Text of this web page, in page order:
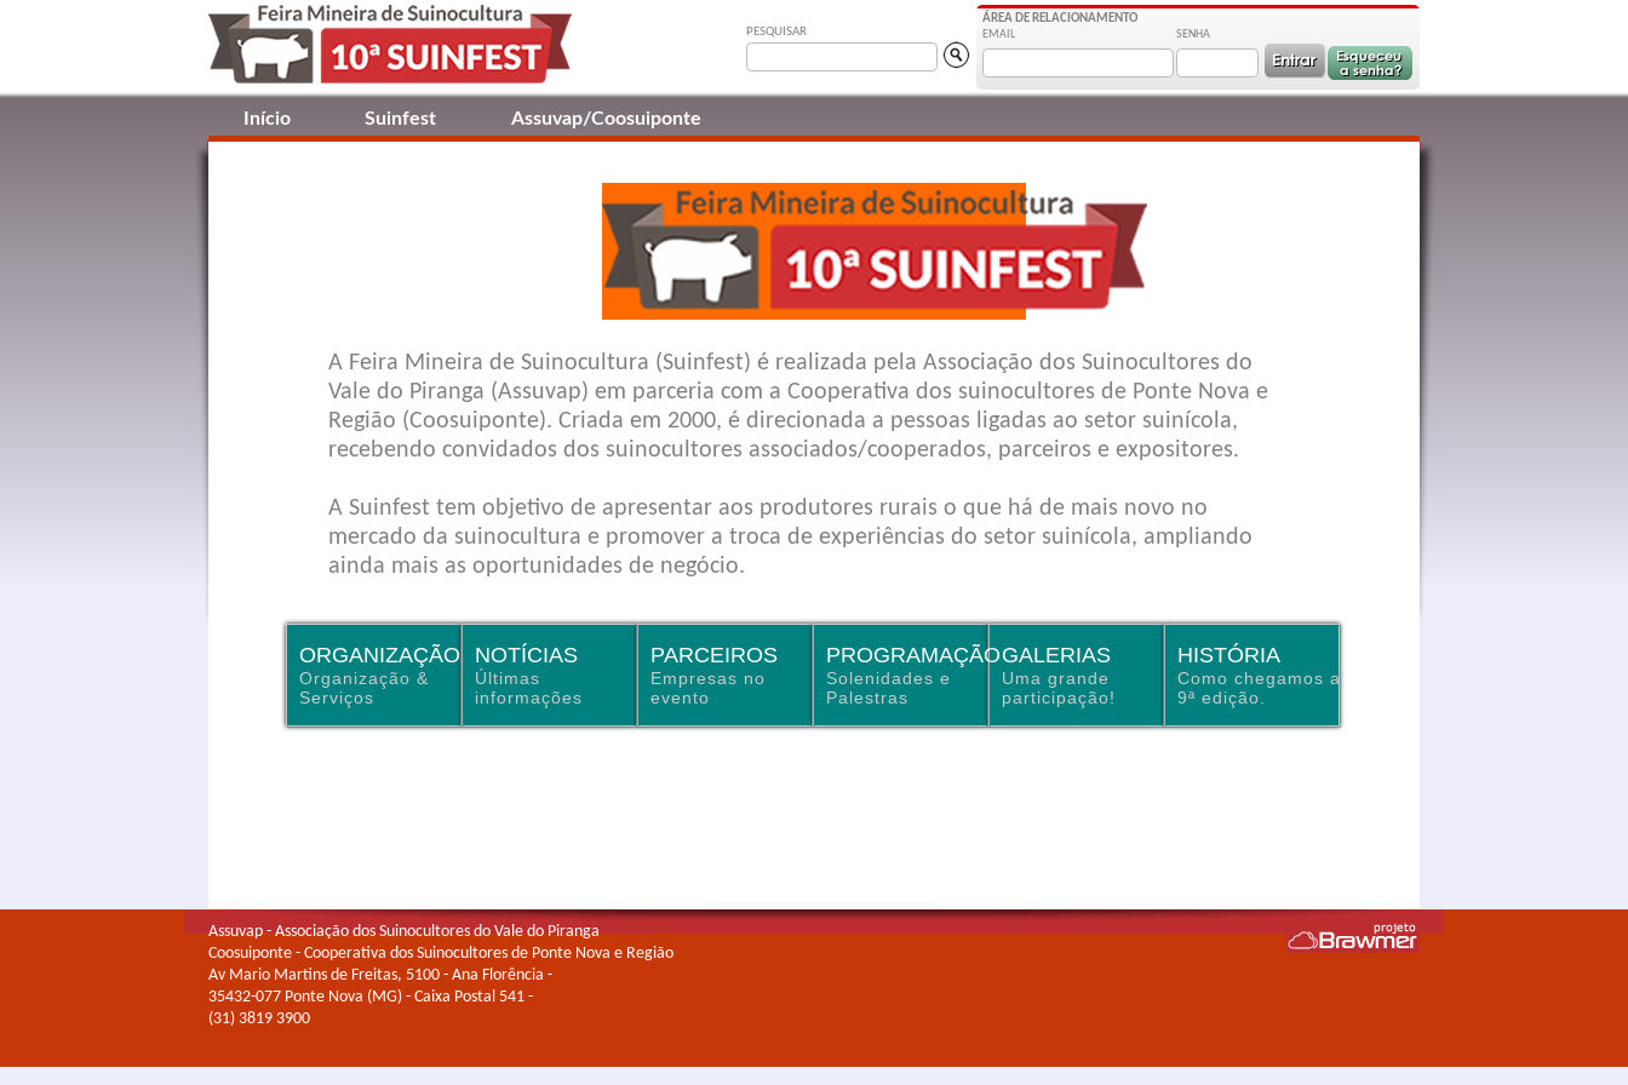
ÁREA DE RELACIONAMENTO
EMAIL
SENHA
PESQUISAR
Início Suinfest Assuvap/Coosuiponte
A Feira Mineira de Suinocultura (Suinfest) é realizada pela Associação dos Suinocultores do
Vale do Piranga (Assuvap) em parceria com a Cooperativa dos suinocultores de Ponte Nova e
Região (Coosuiponte). Criada em 2000, é direcionada a pessoas ligadas ao setor suinícola,
recebendo convidados dos suinocultores associados/cooperados, parceiros e expositores.
A Suinfest tem objetivo de apresentar aos produtores rurais o que há de mais novo no
mercado da suinocultura e promover a troca de experiências do setor suinícola, ampliando
ainda mais as oportunidades de negócio.
ORGANIZAÇÃO
Organização &
Serviços
NOTÍCIAS
Últimas
informações
PARCEIROS
Empresas no
evento
PROGRAMAÇÃO
Solenidades e
Palestras
GALERIAS
Uma grande
participação!
HISTÓRIA
Como chegamos a
9ª edição.
Assuvap - Associação dos Suinocultores do Vale do Piranga
Coosuiponte - Cooperativa dos Suinocultores de Ponte Nova e Região
Av Mario Martins de Freitas, 5100 - Ana Florência -
35432-077 Ponte Nova (MG) - Caixa Postal 541 -
(31) 3819 3900